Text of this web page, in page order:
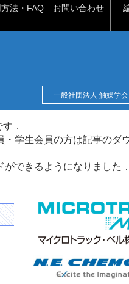
法・FAQ お問い合わせ
一般社団法人 触媒学会
．
学生会員の方は記事のダ
できるようになりました